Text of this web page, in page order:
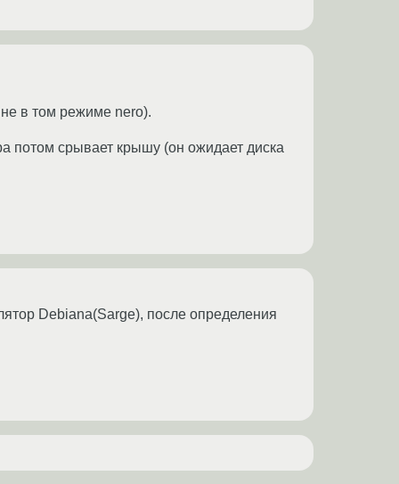
в том режиме nero).
потом срывает крышу (он ожидает диска
Debiana(Sarge), после определения